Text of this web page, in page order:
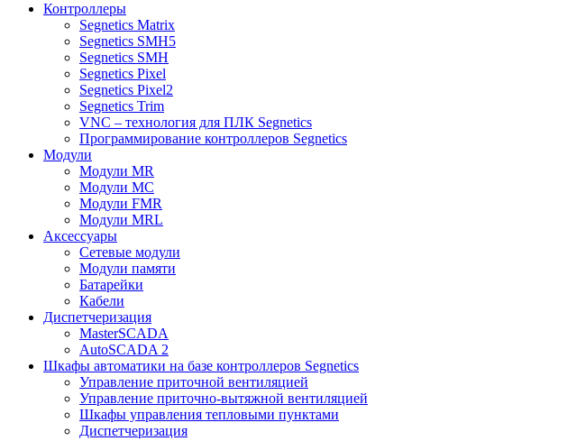
Контроллеры
Segnetics Matrix
Segnetics SMH5
Segnetics SMH
Segnetics Pixel
Segnetics Pixel2
Segnetics Trim
VNC – технология для ПЛК Segnetics
Программирование контроллеров Segnetics
Модули
Модули MR
Модули MC
Модули FMR
Модули MRL
Аксеcсуары
Сетевые модули
Модули памяти
Батарейки
Кабели
Диспетчеризация
MasterSCADA
AutoSCADA 2
Шкафы автоматики на базе контроллеров Segnetics
Управление приточной вентиляцией
Управление приточно-вытяжной вентиляцией
Шкафы управления тепловыми пунктами
Диспетчеризация